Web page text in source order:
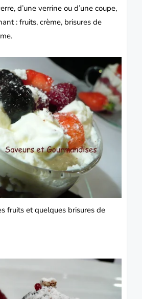
d’une verrine ou d’une coupe,
: fruits, crème, brisures de
fruits et quelques brisures de